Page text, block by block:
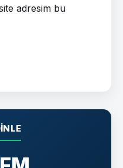
adresim bu